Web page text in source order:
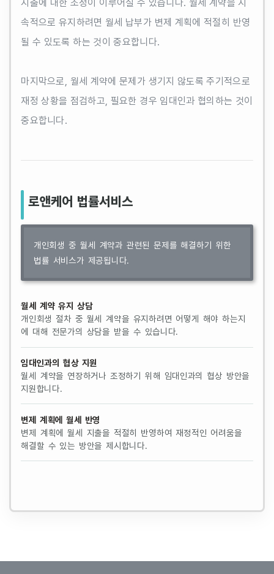
지출에 대한 조정이 이루어질 수 있습니다. 월세 계약을 지
속적으로 유지하려면 월세 납부가 변제 계획에 적절히 반영
될 수 있도록 하는 것이 중요합니다.
마지막으로, 월세 계약에 문제가 생기지 않도록 주기적으로
재정 상황을 점검하고, 필요한 경우 임대인과 협의하는 것이
중요합니다.
로앤케어 법률서비스
개인회생 중 월세 계약과 관련된 문제를 해결하기 위한
법률 서비스가 제공됩니다.
월세 계약 유지 상담
개인회생 절차 중 월세 계약을 유지하려면 어떻게 해야 하는지
에 대해 전문가의 상담을 받을 수 있습니다.
임대인과의 협상 지원
월세 계약을 연장하거나 조정하기 위해 임대인과의 협상 방안을
지원합니다.
변제 계획에 월세 반영
변제 계획에 월세 지출을 적절히 반영하여 재정적인 어려움을
해결할 수 있는 방안을 제시합니다.